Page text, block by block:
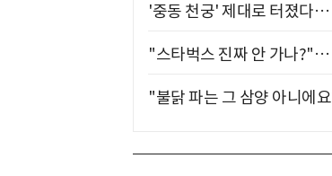
'중동 천궁' 제대로 터졌다…
"스타벅스 진짜 안 가나?"…
"불닭 파는 그 삼양 아니에